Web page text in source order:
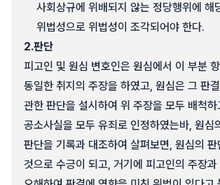
사회상규에 위배되지 않는 정당행위에 해
위법성으로 위법성이 조각되어야 한다.
2.판단
피고인 및 원심 변호인은 원심에서 이 부분
동일한 취지의 주장을 하였고, 원심은 그 판
관한 판단을 설시하여 위 주장을 모두 배척하
공소사실을 모두 유죄로 인정하였는바, 원심
판단을 기록과 대조하여 살펴보면, 원심의
것으로 수긍이 되고, 거기에 피고인의 주장과